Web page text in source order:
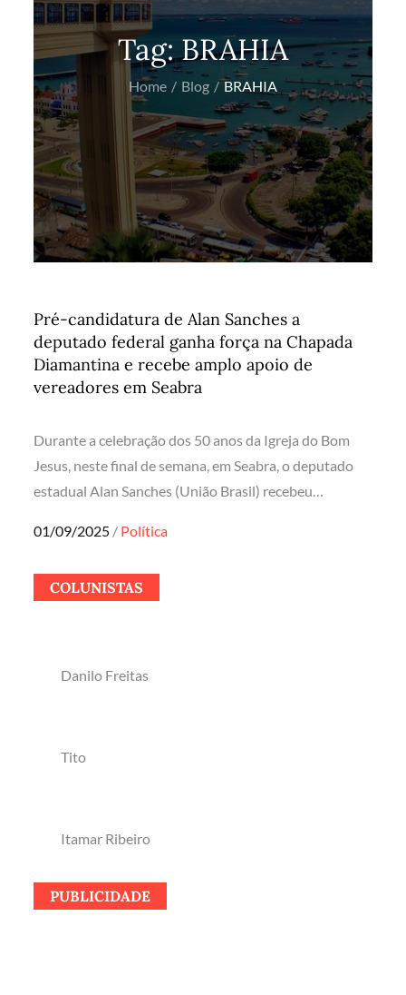
Tag:BRAHIA
Home Blog BRAHIA
Pré-candidatura de Alan Sanches a
deputado federal ganha força na Chapada
Diamantina e recebe amplo apoio de
vereadores em Seabra
Durante a celebração dos 50 anos da Igreja do Bom
Jesus, neste final de semana, em Seabra, o deputado
estadual Alan Sanches (União Brasil) recebeu…
Posted
01/09/2025 Política
COLUNISTAS
Danilo Freitas
Tito
Itamar Ribeiro
PUBLICIDADE